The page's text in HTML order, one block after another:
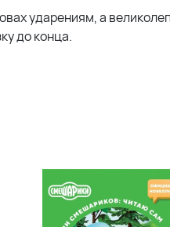
ударениям, а
до конца.